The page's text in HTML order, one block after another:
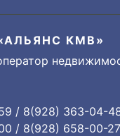
КМВ»
/ 8(928) 363-04-
/ 8(928) 658-00-27